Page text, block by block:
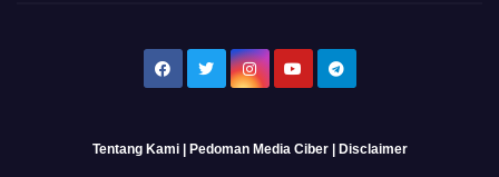
Tentang Kami| Pedoman Media Ciber| Disclaimer